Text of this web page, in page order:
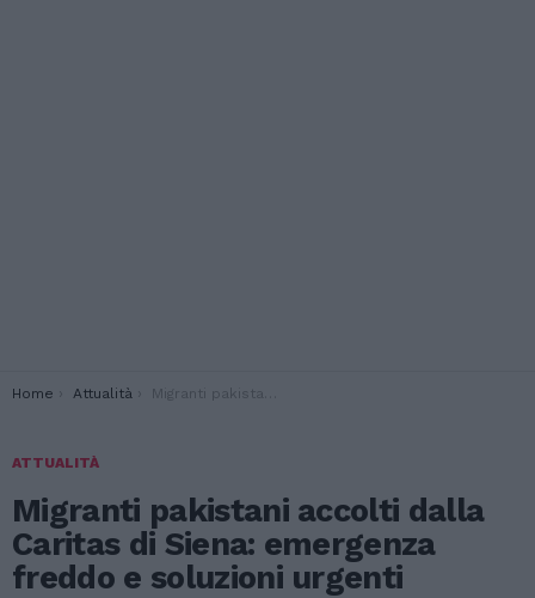
You are here:
Home Attualità Migranti pakistani accolti dalla Caritas di Siena: emergenza freddo e soluzioni urgenti
ATTUALITÀ
Migranti pakistani accolti dalla
Caritas di Siena: emergenza
freddo e soluzioni urgenti